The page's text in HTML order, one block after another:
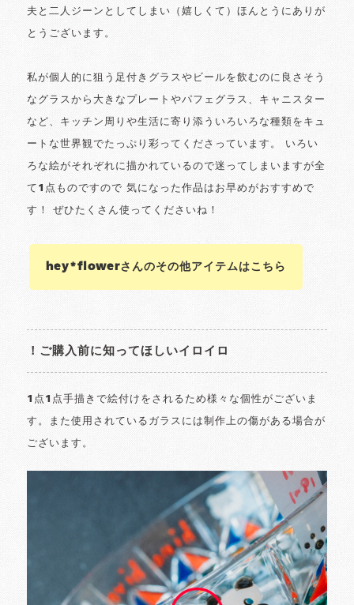
夫と二人ジーンとしてしまい（嬉しくて）ほんとうにありが
とうございます。
私が個人的に狙う足付きグラスやビールを飲むのに良さそう
なグラスから大きなプレートやパフェグラス、キャニスター
など、キッチン周りや生活に寄り添ういろいろな種類をキュ
ートな世界観でたっぷり彩ってくださっています。 いろい
ろな絵がそれぞれに描かれているので迷ってしまいますが全
て1点ものですので 気になった作品はお早めがおすすめで
す！ ぜひたくさん使ってくださいね！
hey*flowerさんのその他アイテムはこちら
！ご購入前に知ってほしいイロイロ
1点1点手描きで絵付けをされるため様々な個性がございま
す。また使用されているガラスには制作上の傷がある場合が
ございます。